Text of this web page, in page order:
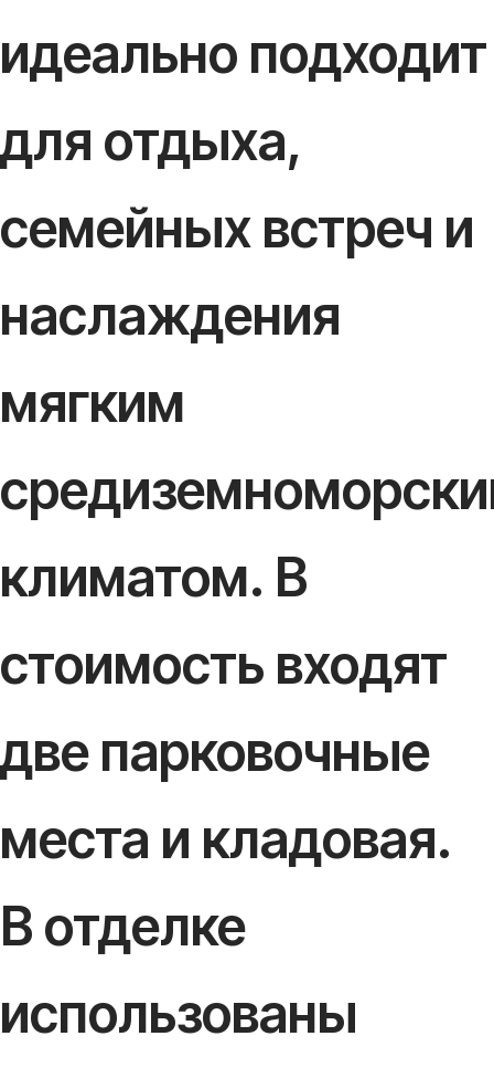
идеально подходит
для отдыха,
семейных встреч и
наслаждения
мягким
климатом. В
стоимость входят
две парковочные
места и кладовая.
В отделке
использованы